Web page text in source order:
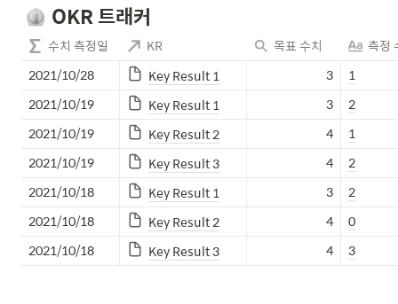
OKR 트래커
수치 측정일 KR 목표 수치
측정
2021/10/28
Key Result 1 3
1
2021/10/19
Key Result 1 3
2
2021/10/19
Key Result 2 4
1
2021/10/19
Key Result 3 4
2
2021/10/18
Key Result 1 3
2
2021/10/18
Key Result 2 4
0
2021/10/18
Key Result 3 4 3